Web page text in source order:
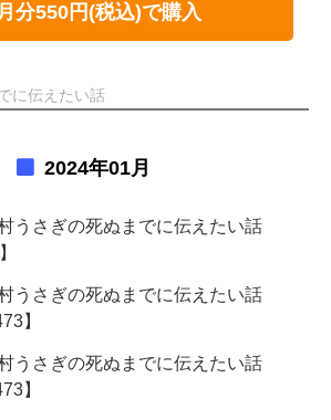
分550円(税込)で購入
に伝えたい話
2024年01月
うさぎの死ぬまでに伝えたい話
うさぎの死ぬまでに伝えたい話
】
うさぎの死ぬまでに伝えたい話
】